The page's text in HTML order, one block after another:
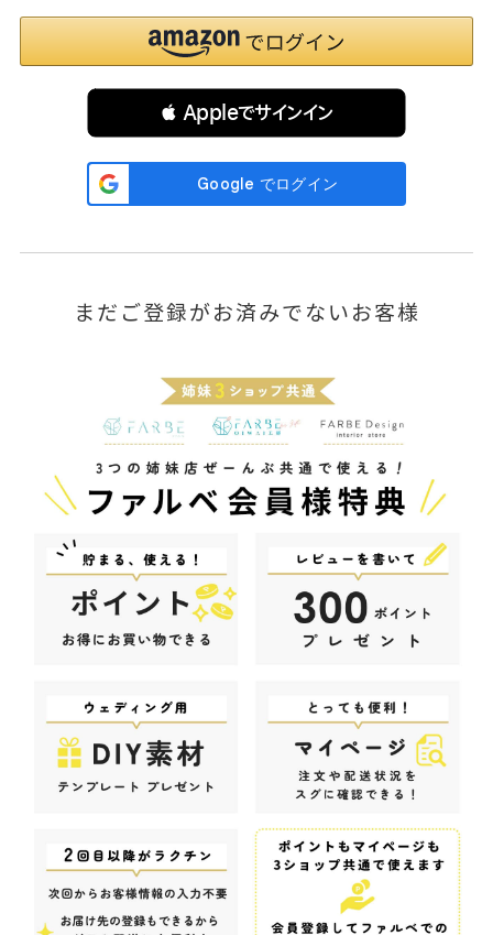
 Appleでサインイン
まだご登録がお済みでないお客様